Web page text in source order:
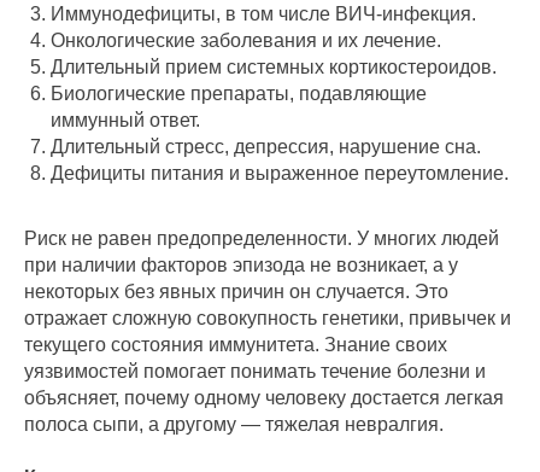
Иммунодефициты, в том числе ВИЧ‑инфекция.
Онкологические заболевания и их лечение.
Длительный прием системных кортикостероидов.
Биологические препараты, подавляющие
иммунный ответ.
Длительный стресс, депрессия, нарушение сна.
Дефициты питания и выраженное переутомление.
Риск не равен предопределенности. У многих людей
при наличии факторов эпизода не возникает, а у
некоторых без явных причин он случается. Это
отражает сложную совокупность генетики, привычек и
текущего состояния иммунитета. Знание своих
уязвимостей помогает понимать течение болезни и
объясняет, почему одному человеку достается легкая
полоса сыпи, а другому — тяжелая невралгия.